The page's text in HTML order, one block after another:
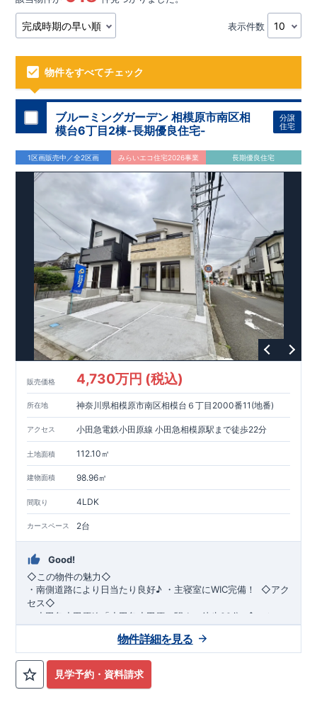
表示件数
物件をすべてチェック
ブルーミングガーデン 相模原市南区相
模台6丁目2棟-長期優良住宅-
分譲
住宅
1区画販売中／全2区画 みらいエコ住宅2026事業 長期優良住宅
販売価格 4,730万円 (税込)
所在地 神奈川県相模原市南区相模台６丁目2000番11(地番)
アクセス 小田急電鉄小田原線 小田急相模原駅まで徒歩22分
土地面積 112.10㎡
建物面積 98.96㎡
間取り 4LDK
カースペース 2台
Good!
◇この物件の魅力◇
・南側道路により日当たり良好♪ ・ 主寝室にWIC完備！ ​ ​◇アク
セス◇
・小田急小田原線
「小田急小田原」駅まで徒歩22分
◇ロケー
・相模原市立若草小学校 徒歩11分 ・相模原市立若草
中学校 徒歩5分 ・sanwa相模台店
徒歩9分 ​・セブンイレブン相模原相模台店 徒歩4分
◇ブルーミングガーデンのこだわり◇
見学予約・資料請求
物件詳細を見る